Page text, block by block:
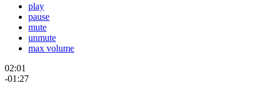
play
pause
mute
unmute
max volume
02:01
-01:27